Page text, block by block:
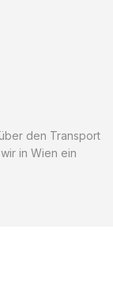
den Transport
in Wien ein